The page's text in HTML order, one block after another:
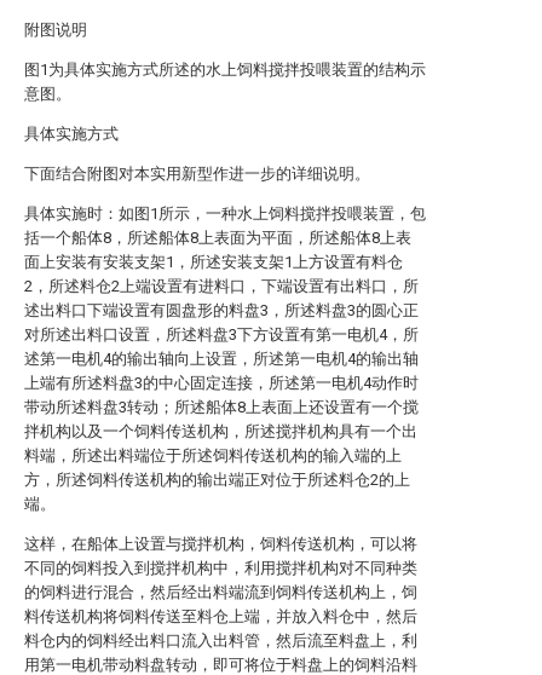
附图说明
图1为具体实施方式所述的水上饲料搅拌投喂装置的结构示
意图。
具体实施方式
下面结合附图对本实用新型作进一步的详细说明。
具体实施时：如图1所示，一种水上饲料搅拌投喂装置，包
括一个船体8，所述船体8上表面为平面，所述船体8上表
面上安装有安装支架1，所述安装支架1上方设置有料仓
2，所述料仓2上端设置有进料口，下端设置有出料口，所
述出料口下端设置有圆盘形的料盘3，所述料盘3的圆心正
对所述出料口设置，所述料盘3下方设置有第一电机4，所
述第一电机4的输出轴向上设置，所述第一电机4的输出轴
上端有所述料盘3的中心固定连接，所述第一电机4动作时
带动所述料盘3转动；所述船体8上表面上还设置有一个搅
拌机构以及一个饲料传送机构，所述搅拌机构具有一个出
料端，所述出料端位于所述饲料传送机构的输入端的上
方，所述饲料传送机构的输出端正对位于所述料仓2的上
端。
这样，在船体上设置与搅拌机构，饲料传送机构，可以将
不同的饲料投入到搅拌机构中，利用搅拌机构对不同种类
的饲料进行混合，然后经出料端流到饲料传送机构上，饲
料传送机构将饲料传送至料仓上端，并放入料仓中，然后
料仓内的饲料经出料口流入出料管，然后流至料盘上，利
用第一电机带动料盘转动，即可将位于料盘上的饲料沿料